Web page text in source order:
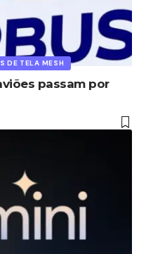
DE TELA MESH
passam por